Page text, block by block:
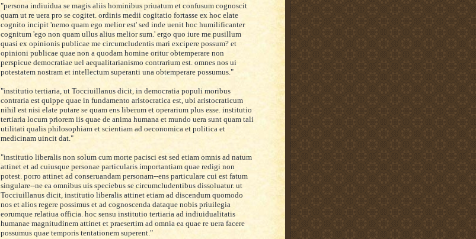
"persona indiuidua se magis aliis hominibus priuatum et confusum cognoscit
quam ut re uera pro se cogitet. ordinis medii cogitatio fortasse ex hoc elate
cognito incipit 'nemo quam ego melior est' sed inde uenit hoc humilificanter
cognitum 'ego non quam ullus alius melior sum.' ergo quo iure me pusillum
quasi ex opinionis publicae me circumcludentis mari excipere possum? et
opinioni publicae quae non a quodam homine oritur obtemperare non
perspicue democratiae uel aequalitarianismo contrarium est. omnes nos ui
potestatem nostram et intellectum superanti una obtemperare possumus."
"institutio tertiaria, ut Tocciuillanus dicit, in democratia populi moribus
contraria est quippe quae in fundamento aristocratica est, ubi aristocraticum
nihil est nisi elate putare se quam ens liberum et operarium plus esse. institutio
tertiaria locum priorem iis quae de anima humana et mundo uera sunt quam tali
utilitati qualis philosophiam et scientiam ad oeconomica et politica et
medicinam uincit dat."
"institutio liberalis non solum cum morte pacisci est sed etiam omnis ad natum
attinet et ad cuiusque personae particularis importantiam quae redigi non
potest. porro attinet ad conseruandam personam--ens particulare cui est fatum
singulare--ne ea omnibus uis speciebus se circumcludentibus dissoluatur. ut
Tocciuillanus dicit, institutio liberalis attinet etiam ad discendum quomodo
nos et alios regere possimus et ad cognoscenda dataque nobis priuilegia
eorumque relatiua officia. hoc sensu institutio tertiaria ad indiuidualitatis
humanae magnitudinem attinet et praesertim ad omnia ea quae re uera facere
possumus quae temporis tentationem superent."